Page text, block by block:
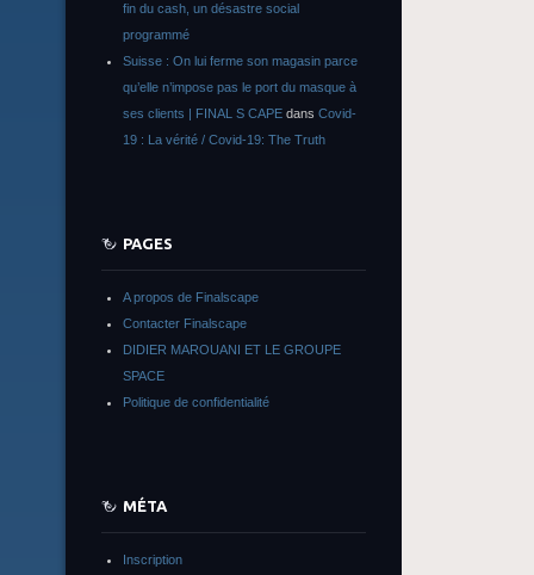
fin du cash, un désastre social
programmé
Suisse : On lui ferme son magasin parce
qu’elle n’impose pas le port du masque à
ses clients | FINAL S CAPE dans Covid-
19 : La vérité / Covid-19: The Truth
PAGES
A propos de Finalscape
Contacter Finalscape
DIDIER MAROUANI ET LE GROUPE
SPACE
Politique de confidentialité
MÉTA
Inscription